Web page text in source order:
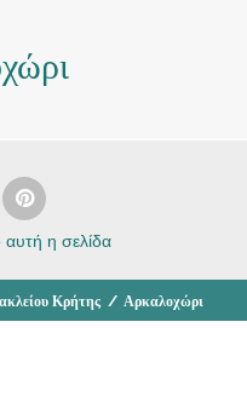
αυτή η σελίδα
Κρήτης / Αρκαλοχώρι